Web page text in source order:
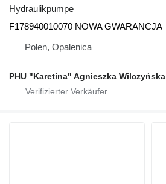
Hydraulikpumpe
F178940010070 NOWA GWARANCJA
Polen, Opalenica
PHU "Karetina" Agnieszka Wilczyńska